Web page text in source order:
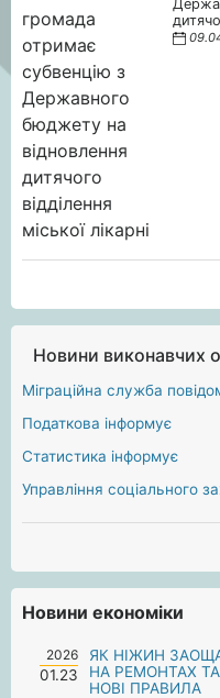
Новини виконавчих
Міграційна служба
Податкова інформує
Статистика інформує
Управління соціального
Новини економіки
2026
01.23
ЯК НІЖИН
НА РЕМОНТАХ
НОВІ ПРАВИЛА